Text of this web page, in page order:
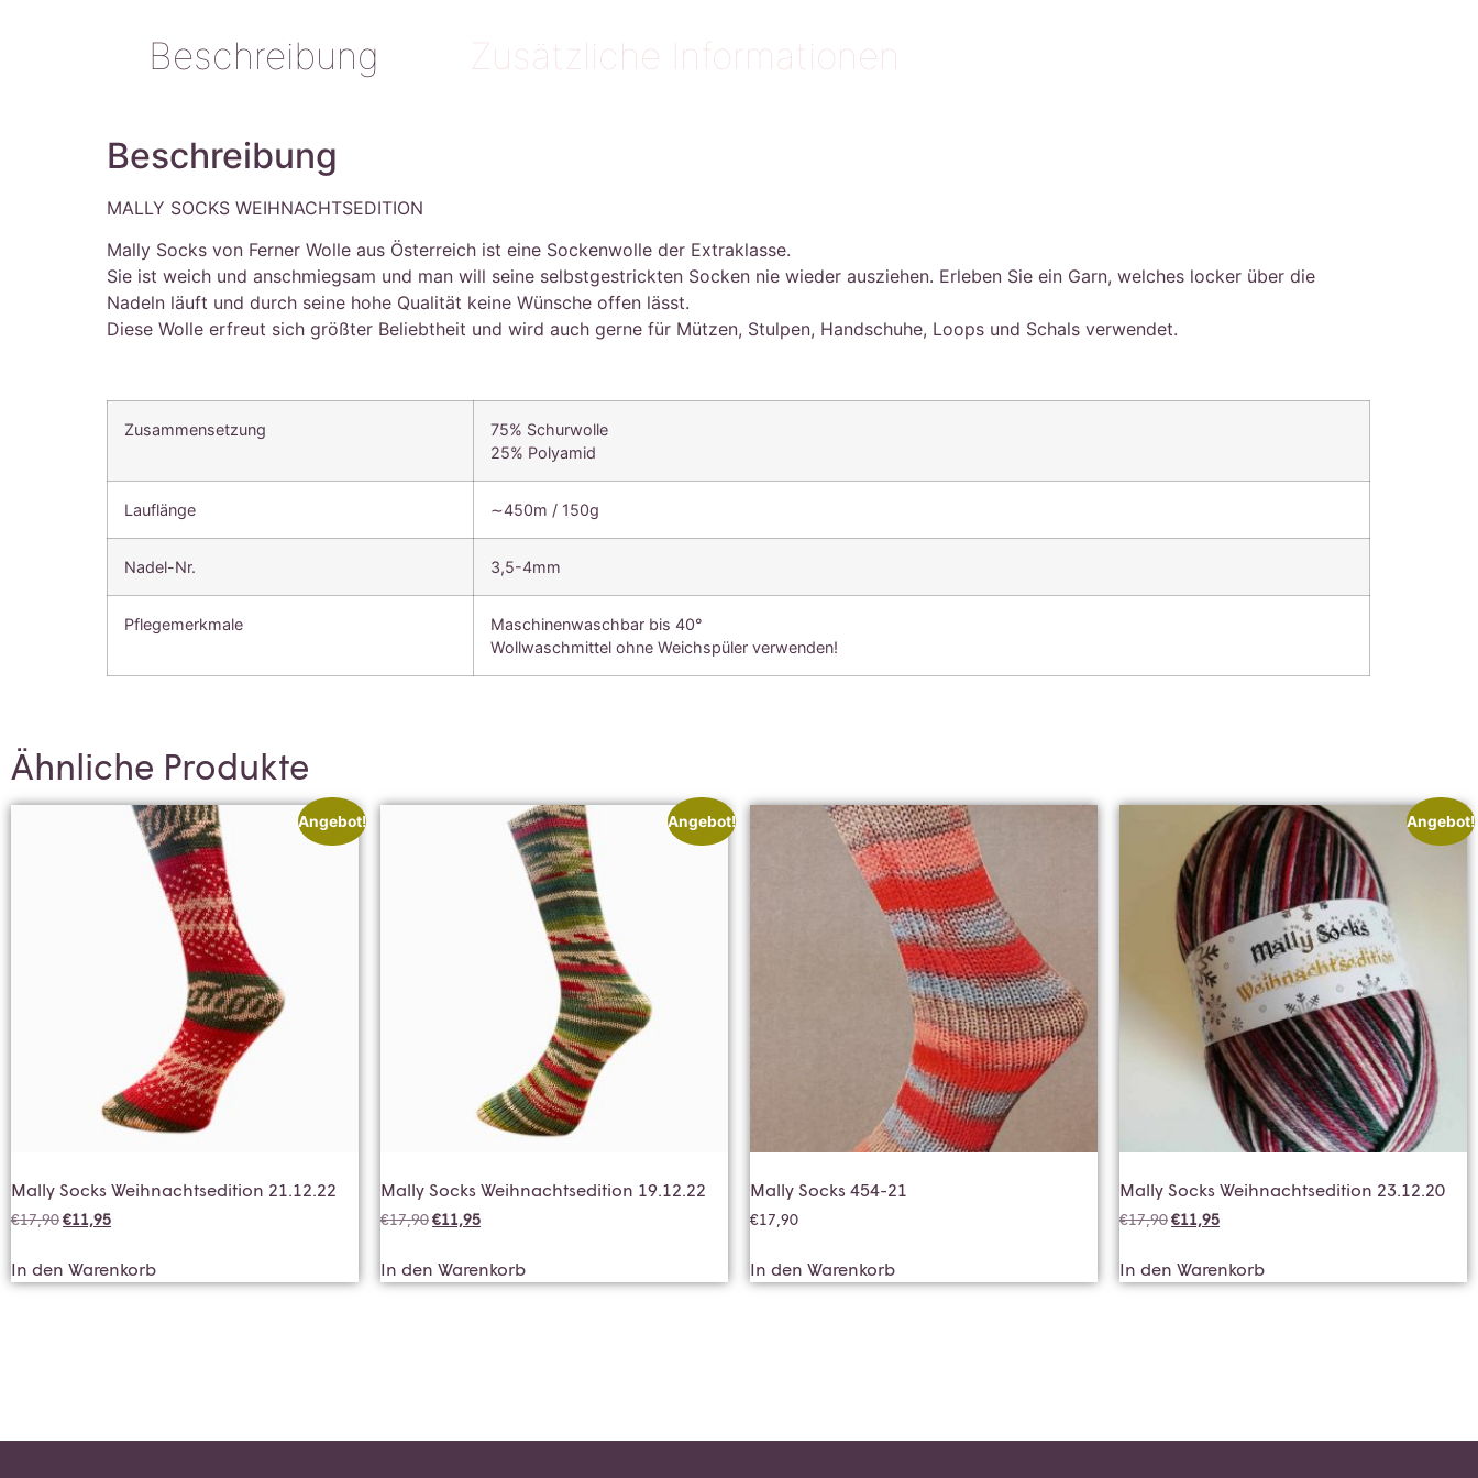
Beschreibung Zusätzliche Informationen
Beschreibung
MALLY SOCKS WEIHNACHTSEDITION
Mally Socks von Ferner Wolle aus Österreich ist eine Sockenwolle der Extraklasse.
Sie ist weich und anschmiegsam und man will seine selbstgestrickten Socken nie wieder ausziehen. Erleben Sie ein Garn, welches locker über die
Nadeln läuft und durch seine hohe Qualität keine Wünsche offen lässt.
Diese Wolle erfreut sich größter Beliebtheit und wird auch gerne für Mützen, Stulpen, Handschuhe, Loops und Schals verwendet.
Zusammensetzung
75% Schurwolle
25% Polyamid
Lauflänge ∼450m / 150g
Nadel-Nr. 3,5-4mm
Pflegemerkmale
Maschinenwaschbar bis 40°
Wollwaschmittel ohne Weichspüler verwenden!
Ähnliche Produkte
Angebot!
Mally Socks Weihnachtsedition 21.12.22
€17,90€11,95
In den Warenkorb
Angebot!
Mally Socks Weihnachtsedition 19.12.22
€17,90€11,95
In den Warenkorb
Mally Socks 454-21
€17,90
In den Warenkorb
Angebot!
Mally Socks Weihnachtsedition 23.12.20
€17,90€11,95
In den Warenkorb